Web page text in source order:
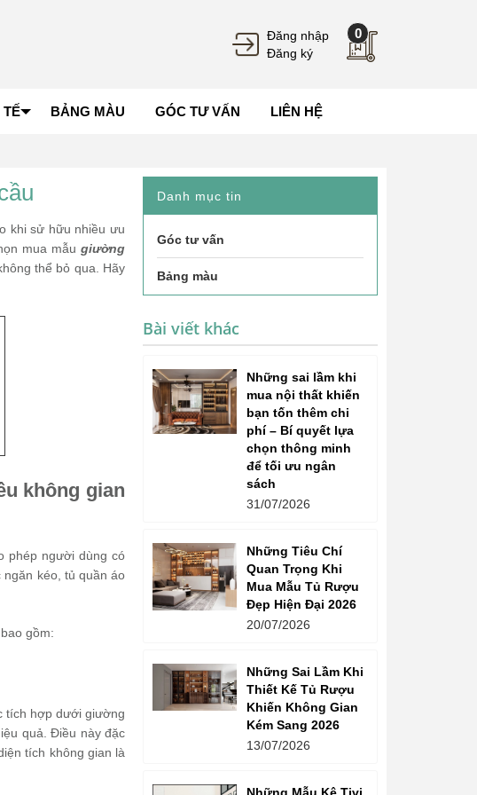
Đăng nhập
Đăng ký
0
TẾ BẢNG MÀU GÓC TƯ VẤN LIÊN HỆ
khi sử hữu nhiều ưu
mua mẫu giường
thể bỏ qua. Hãy
không gian
phép người dùng có
kéo, tủ quần áo
gồm:
tích hợp dưới giường
quả. Điều này đặc
tích không gian là
Danh mục tin
Góc tư vấn
Bảng màu
Bài viết khác
Những sai lầm khi
mua nội thất khiến
bạn tốn thêm chi
phí – Bí quyết lựa
chọn thông minh
để tối ưu ngân
sách
31/07/2026
Những Tiêu Chí
Quan Trọng Khi
Mua Mẫu Tủ Rượu
Đẹp Hiện Đại 2026
20/07/2026
Những Sai Lầm Khi
Thiết Kế Tủ Rượu
Khiến Không Gian
Kém Sang 2026
13/07/2026
Những Mẫu Kệ Tivi